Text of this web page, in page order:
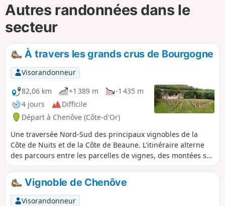
Autres randonnées dans le
secteur
À travers les grands crus de Bourgogne
Visorandonneur
82,06 km
+1 389 m
-1 435 m
4 jours
Difficile
Départ à Chenôve (Côte-d'Or)
Une traversée Nord-Sud des principaux vignobles de la
Côte de Nuits et de la Côte de Beaune. L'itinéraire alterne
des parcours entre les parcelles de vignes, des montées sur
les coteaux, d'où l'on bénéficie de superbes panoramas, et
des passages en forêts. Chaque étape peut être l'occasion
de déguster quelques crus prestigieux ou plus modestes,
toujours avec modération.
Vignoble de Chenôve
Visorandonneur